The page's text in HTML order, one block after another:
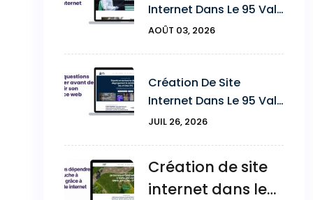
Internet Dans Le 95 Val-
D’Oise : Ce Qui Se Passe
AOÛT 03, 2026
Création De Site
Internet Dans Le 95 Val-
D’Oise : Les 7 Questions
Web
JUIL 26, 2026
Création de site
internet dans le